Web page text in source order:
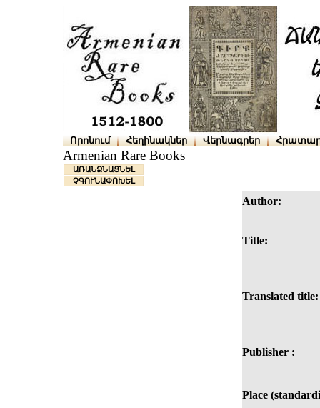
Որոնում Հեղինակներ Վերնագրեր
Armenian Rare Books
ԱՌԱՆՁՆԱՑՆԵԼ
ՉԳՈՒՆԱՓՈԽԵԼ
Author:
Title:
Translated title:
Publisher :
Place